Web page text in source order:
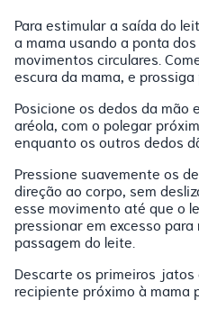
Para estimular a saída do
a mama usando a ponta
movimentos circulares.
escura da mama, e
Posicione os dedos da mão
aréola, com o polegar
enquanto os outros dedos
Pressione suavemente os
direção ao corpo, sem
esse movimento até que o
pressionar em excesso
passagem do leite.
Descarte os primeiros
recipiente próximo à mama